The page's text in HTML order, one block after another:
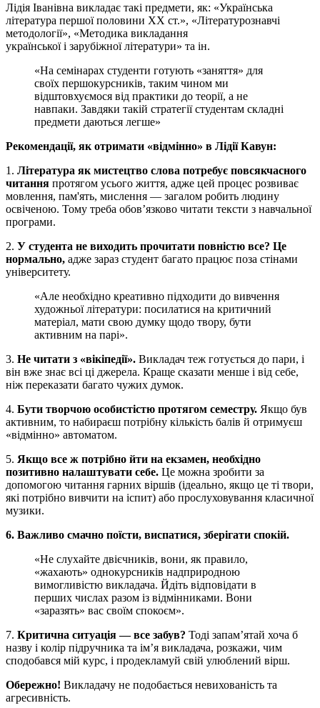
Лідія Іванівна викладає такі предмети, як: «Українська
література першої половини ХХ ст.», «Літературознавчі
методології», «Методика викладання
українськоїі зарубіжноїлітератури» та ін.
«На семінарах студенти готують «заняття» для
своїх першокурсників, таким чином ми
відштовхуємося від практики до теорії, а не
навпаки. Завдяки такій стратегії студентам складні
предмети даються легше»
Рекомендації, як отримати «відмінно» в Лідії Кавун:
1. Література як мистецтво слова потребує повсякчасного
читання протягом усього життя, адже цей процес розвиває
мовлення, пам'ять, мислення — загалом робить людину
освіченою. Тому треба обов’язково читати тексти з навчальної
програми.
2. У студента не виходить прочитати повністю все? Це
нормально, адже зараз студент багато працює поза стінами
університету.
«Але необхідно креативно підходити до вивчення
художньої літератури: посилатися на критичний
матеріал, мати свою думку щодо твору, бути
активним на парі».
3. Не читати з «вікіпедії». Викладач теж готується до пари, і
він вже знає всі ці джерела. Краще сказати менше і від себе,
ніж переказати багато чужих думок.
4. Бути творчою особистістю протягом семестру. Якщо був
активним, то набираєш потрібну кількість балів й отримуєш
«відмінно» автоматом.
5. Якщо все ж потрібно йти на екзамен, необхідно
позитивно налаштувати себе. Це можна зробити за
допомогою читання гарних віршів (ідеально, якщо це ті твори,
які потрібно вивчити на іспит) або прослуховування класичної
музики.
6. Важливо смачно поїсти, виспатися, зберігати спокій.
«Не слухайте двієчників, вони, як правило,
«жахають» однокурсників надприродною
вимогливістю викладача. Йдіть відповідати в
перших числах разом із відмінниками. Вони
«заразять» вас своїм спокоєм».
7. Критична ситуація — все забув? Тоді запам’ятай хоча б
назву і колір підручника та ім’я викладача, розкажи, чим
сподобався мій курс, і продекламуй свій улюблений вірш.
Обережно! Викладачу не подобається невихованість та
агресивність.